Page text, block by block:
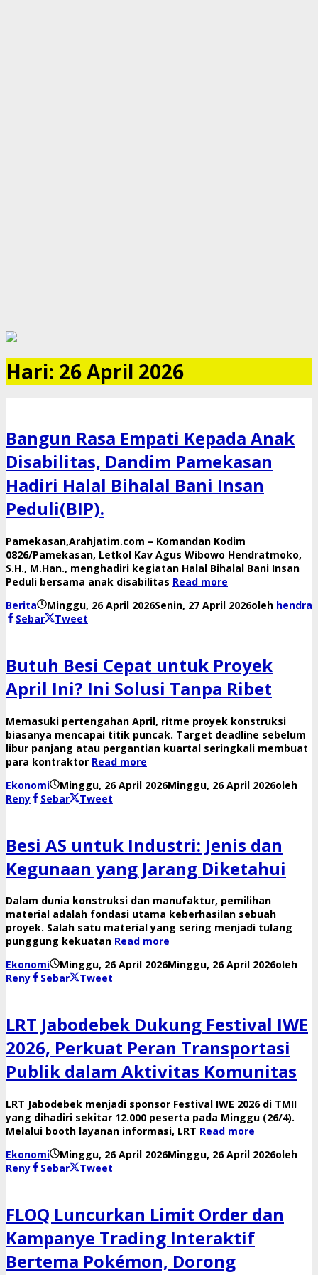
Hari: 26 April 2026
Bangun Rasa Empati Kepada Anak
Disabilitas, Dandim Pamekasan
Hadiri Halal Bihalal Bani Insan
Peduli(BIP).
Pamekasan,Arahjatim.com – Komandan Kodim
0826/Pamekasan, Letkol Kav Agus Wibowo Hendratmoko,
S.H., M.Han., menghadiri kegiatan Halal Bihalal Bani Insan
Peduli bersama anak disabilitas Read more
Berita
Minggu, 26 April 2026Senin, 27 April 2026oleh hendra
Sebar
Tweet
Butuh Besi Cepat untuk Proyek
April Ini? Ini Solusi Tanpa Ribet
Memasuki pertengahan April, ritme proyek konstruksi
biasanya mencapai titik puncak. Target deadline sebelum
libur panjang atau pergantian kuartal seringkali membuat
para kontraktor Read more
Ekonomi
Minggu, 26 April 2026Minggu, 26 April 2026oleh
Reny
Sebar Tweet
Besi AS untuk Industri: Jenis dan
Kegunaan yang Jarang Diketahui
Dalam dunia konstruksi dan manufaktur, pemilihan
material adalah fondasi utama keberhasilan sebuah
proyek. Salah satu material yang sering menjadi tulang
punggung kekuatan Read more
Ekonomi
Minggu, 26 April 2026Minggu, 26 April 2026oleh
Reny
Sebar Tweet
LRT Jabodebek Dukung Festival IWE
2026, Perkuat Peran Transportasi
Publik dalam Aktivitas Komunitas
LRT Jabodebek menjadi sponsor Festival IWE 2026 di TMII
yang dihadiri sekitar 12.000 peserta pada Minggu (26/4).
Melalui booth layanan informasi, LRT Read more
Ekonomi
Minggu, 26 April 2026Minggu, 26 April 2026oleh
Reny
Sebar Tweet
FLOQ Luncurkan Limit Order dan
Kampanye Trading Interaktif
Bertema Pokémon, Dorong